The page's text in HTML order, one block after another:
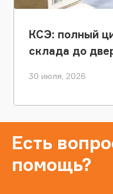
КСЭ: полный
склада до
30 июля, 2026
Есть
помощь?